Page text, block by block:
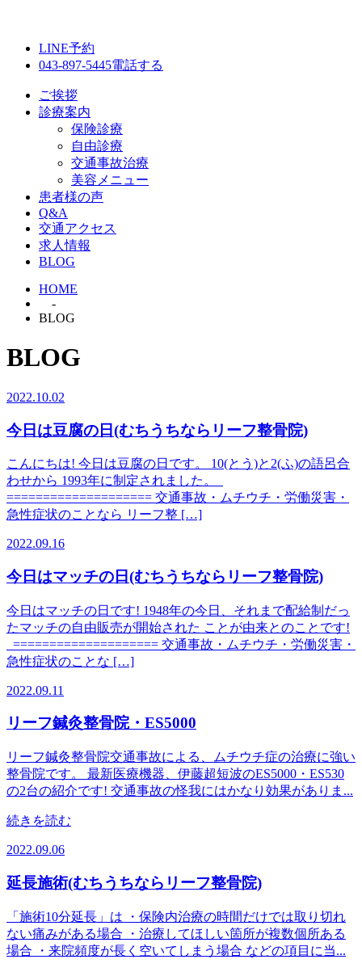
LINE予約
043-897-5445電話する
ご挨拶
診療案内
保険診療
自由診療
交通事故治療
美容メニュー
患者様の声
Q&A
交通アクセス
求人情報
BLOG
HOME
-
BLOG
BLOG
2022.10.02
今日は豆腐の日(むちうちならリーフ整骨院)
こんにちは! 今日は豆腐の日です。 10(とう)と2(ふ)の語呂合
わせから 1993年に制定されました。
==================== 交通事故・ムチウチ・労働災害・
急性症状のことなら リーフ整 […]
2022.09.16
今日はマッチの日(むちうちならリーフ整骨院)
今日はマッチの日です! 1948年の今日、それまで配給制だっ
たマッチの自由販売が開始された ことが由来とのことです!
==================== 交通事故・ムチウチ・労働災害・
急性症状のことな […]
2022.09.11
リーフ鍼灸整骨院・ES5000
リーフ鍼灸整骨院交通事故による、ムチウチ症の治療に強い
整骨院です。 最新医療機器、伊藤超短波のES5000・ES530
の2台の紹介です! 交通事故の怪我にはかなり効果がありま...
続きを読む
2022.09.06
延長施術(むちうちならリーフ整骨院)
「施術10分延長」は ・保険内治療の時間だけでは取り切れ
ない痛みがある場合 ・治療してほしい箇所が複数個所ある
場合 ・来院頻度が長く空いてしまう場合 などの項目に当...